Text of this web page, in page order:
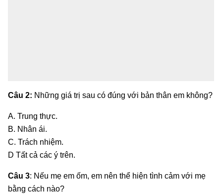
Câu 2: Những giá trị sau có đúng với bản thân em không?
A. Trung thực.
B. Nhân ái.
C. Trách nhiệm.
D Tất cả các ý trên.
Câu 3: Nếu mẹ em ốm, em nên thể hiện tình cảm với mẹ
bằng cách nào?